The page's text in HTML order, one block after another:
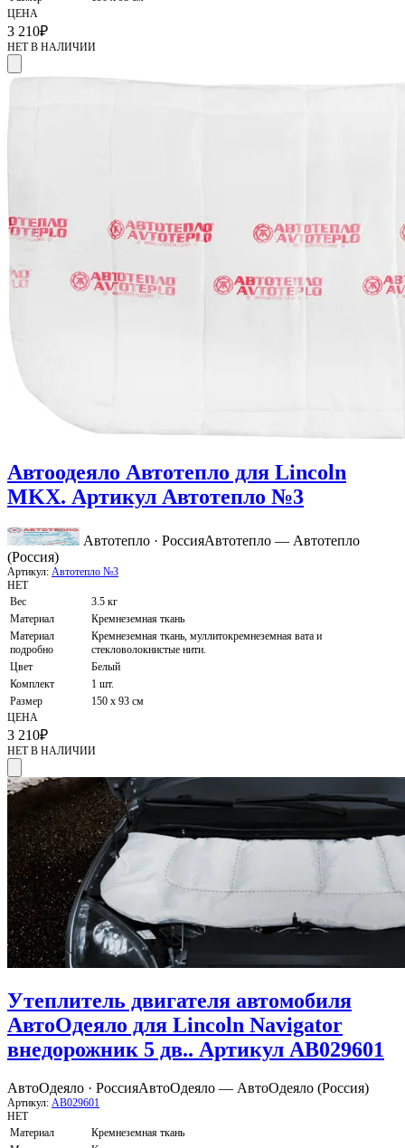
ЦЕНА
3 210₽
НЕТ В НАЛИЧИИ
Автоодеяло Автотепло для Lincoln
MKX. Артикул Автотепло №3
Автотепло · РоссияАвтотепло — Автотепло
(Россия)
Артикул: Автотепло №3
НЕТ
Вес
3.5 кг
Материал
Кремнеземная ткань
Материал
подробно
Кремнеземная ткань, муллитокремнеземная вата и
стекловолокнистые нити.
Цвет
Белый
Комплект
1 шт.
Размер
150 х 93 см
ЦЕНА
3 210₽
НЕТ В НАЛИЧИИ
Утеплитель двигателя автомобиля
АвтоОдеяло для Lincoln Navigator
внедорожник 5 дв.. Артикул AB029601
АвтоОдеяло · РоссияАвтоОдеяло — АвтоОдеяло (Россия)
Артикул: AB029601
НЕТ
Материал
Кремнеземная ткань